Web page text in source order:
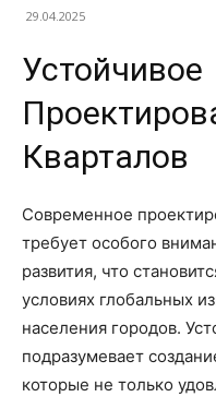
29.04.2025
Устойчивое
Кварталов
Современное
требует особого
развития, что
условиях глобальных
населения городов.
подразумевает
которые не только